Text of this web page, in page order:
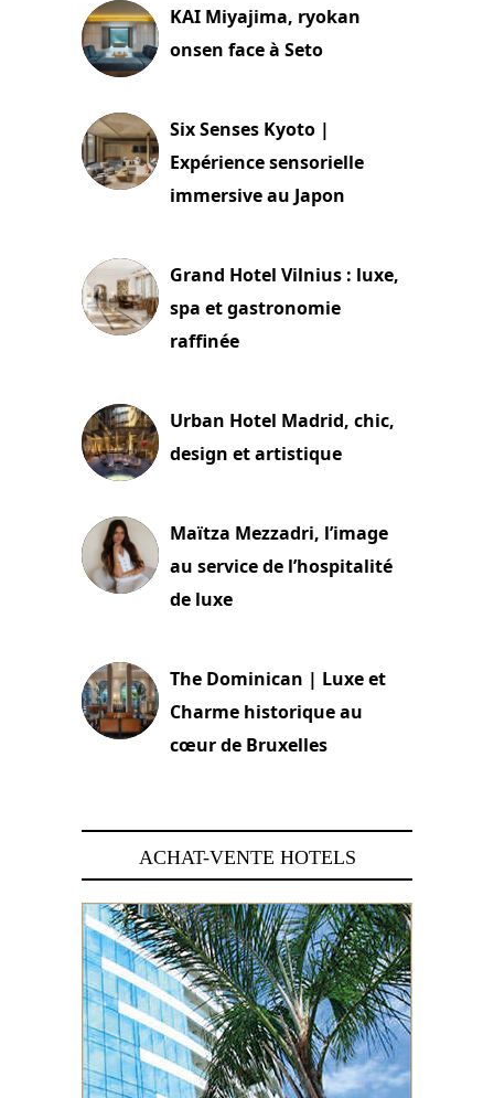
KAI Miyajima, ryokan
onsen face à Seto
Six Senses Kyoto |
Expérience sensorielle
immersive au Japon
Grand Hotel Vilnius : luxe,
spa et gastronomie
raffinée
Urban Hotel Madrid, chic,
design et artistique
Maïtza Mezzadri, l’image
au service de l’hospitalité
de luxe
The Dominican | Luxe et
Charme historique au
cœur de Bruxelles
ACHAT-VENTE HOTELS